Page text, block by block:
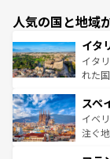
人気の国と地域
イタ
イタ
れた国
ろん
景な
ピザ
スペ
イベ
注ぐ